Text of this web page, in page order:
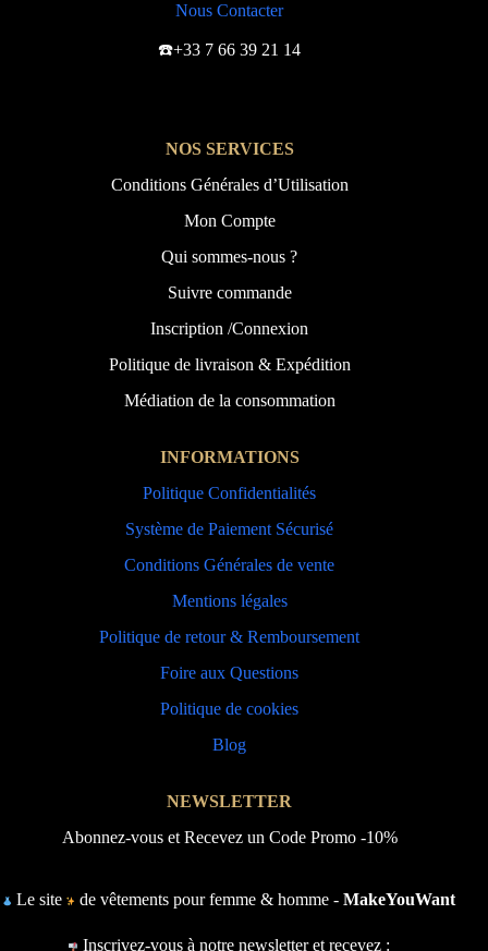
Nous Contacter
☎️+33 7 66 39 21 14
NOS SERVICES
Conditions Générales d’Utilisation
Mon Compte
Qui sommes-nous ?
Suivre commande
Inscription /Connexion
Politique de livraison & Expédition
Médiation de la consommation
INFORMATIONS
Politique Confidentialités
Système de Paiement Sécurisé
Conditions Générales de vente
Mentions légales
Politique de retour & Remboursement
Foire aux Questions
Politique de cookies
Blog
NEWSLETTER
Abonnez-vous et Recevez un Code Promo -10%
Le site de vêtements pour femme & homme -MakeYouWant
Inscrivez-vous à notre newsletter et recevez :